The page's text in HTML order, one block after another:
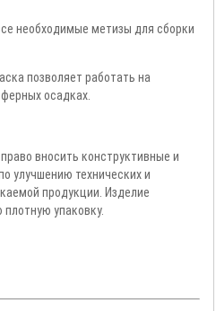
необходимые метизы для сборки
позволяет работать на
осадках.
вносить конструктивные и
улучшению технических и
продукции. Изделие
упаковку.